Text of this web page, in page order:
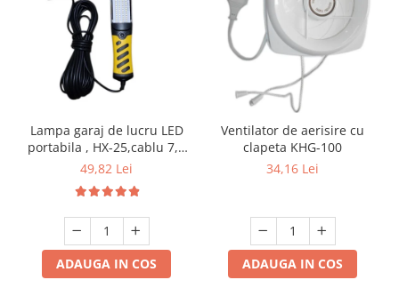
Lampa garaj de lucru LED
portabila , HX-25,cablu 7,5
m 220V
49,82 Lei
ADAUGA IN COS
Ventilator de aerisire cu
clapeta KHG-100
34,16 Lei
ADAUGA IN COS